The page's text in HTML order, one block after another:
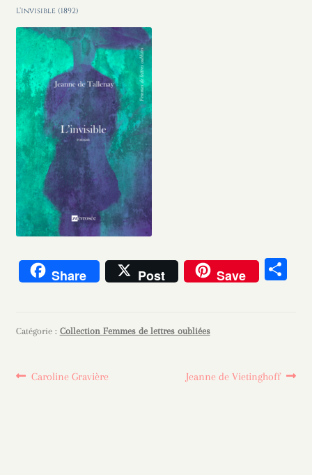
L’invisible (1892)
Share Post Save
Catégorie : Collection Femmes de lettres oubliées
Navigation
Article
Caroline Gravière
Article
Jeanne de Vietinghoff